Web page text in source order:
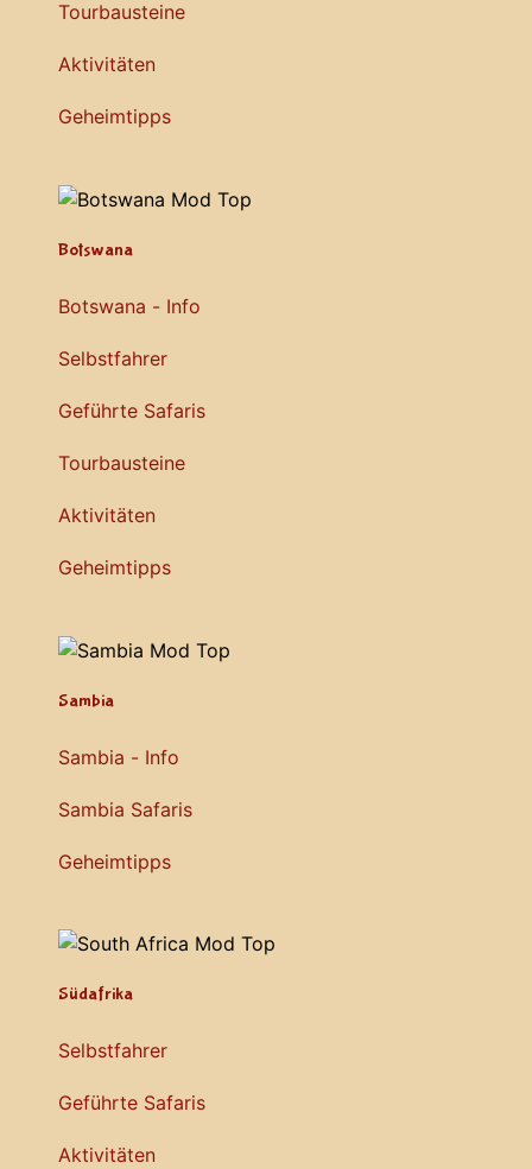
Tourbausteine
Aktivitäten
Geheimtipps
Botswana
Botswana - Info
Selbstfahrer
Geführte Safaris
Tourbausteine
Aktivitäten
Geheimtipps
Sambia
Sambia - Info
Sambia Safaris
Geheimtipps
Südafrika
Selbstfahrer
Geführte Safaris
Aktivitäten